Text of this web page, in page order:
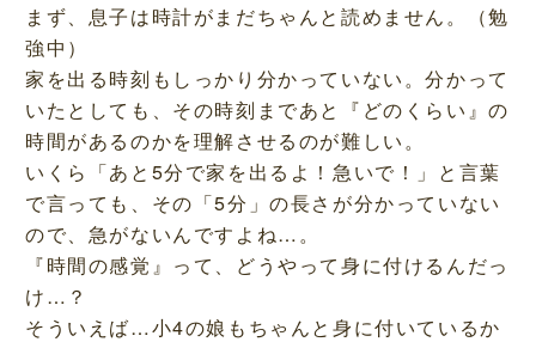
まず、息子は時計がまだちゃんと読めません。（勉
強中）
家を出る時刻もしっかり分かっていない。分かって
いたとしても、その時刻まであと『どのくらい』の
時間があるのかを理解させるのが難しい。
いくら「あと5分で家を出るよ！急いで！」と言葉
で言っても、その「5分」の長さが分かっていない
ので、急がないんですよね…。
『時間の感覚』って、どうやって身に付けるんだっ
け…？
そういえば…小4の娘もちゃんと身に付いているか